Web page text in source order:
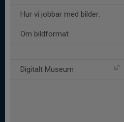
Hur vi jobbar med bilder.
Om bildformat
Digitalt Museum